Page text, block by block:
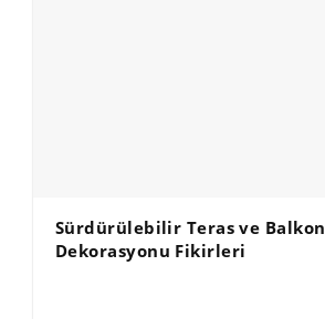
Sürdürülebilir Teras ve Balkon
Dekorasyonu Fikirleri